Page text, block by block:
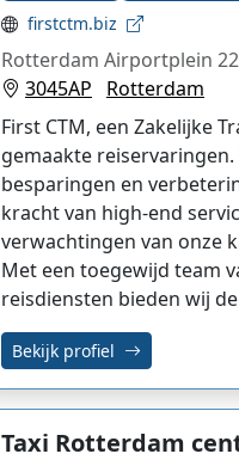
firstctm.biz
Rotterdam Airportplein 22
3045AP
Rotterdam
First CTM, een Zakelijke
gemaakte
besparingen en
kracht van high-end
verwachtingen van onze
Met een toegewijd team
reisdiensten bieden wij
Bekijk profiel
Taxi Rotterdam